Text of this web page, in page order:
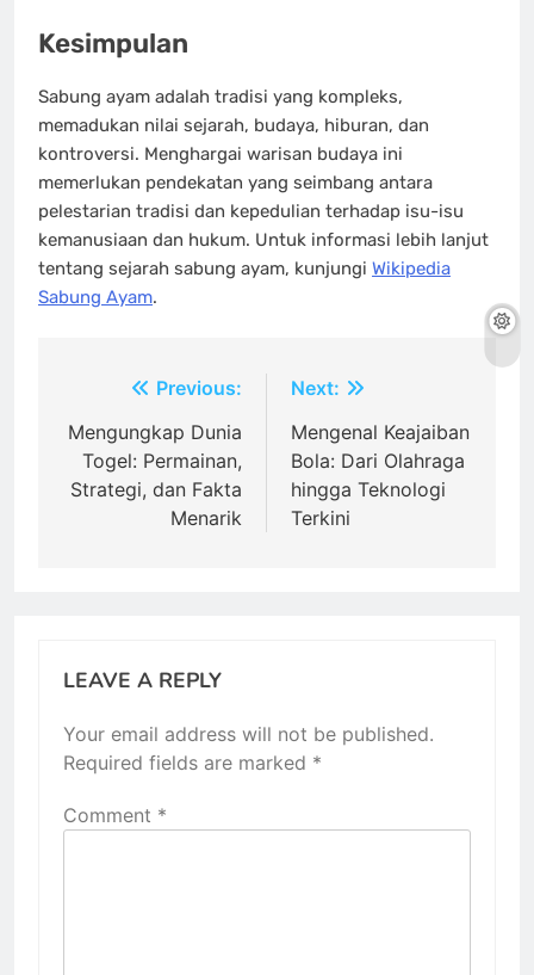
Kesimpulan
Sabung ayam adalah tradisi yang kompleks,
memadukan nilai sejarah, budaya, hiburan, dan
kontroversi. Menghargai warisan budaya ini
memerlukan pendekatan yang seimbang antara
pelestarian tradisi dan kepedulian terhadap isu-isu
kemanusiaan dan hukum. Untuk informasi lebih lanjut
tentang sejarah sabung ayam, kunjungi Wikipedia
Sabung Ayam.
navigation
Previous:
Mengungkap Dunia
Togel: Permainan,
Strategi, dan Fakta
Menarik
Next:
Mengenal Keajaiban
Bola: Dari Olahraga
hingga Teknologi
Terkini
LEAVE A REPLY
Your email address will not be published.
Required fields are marked *
Comment *